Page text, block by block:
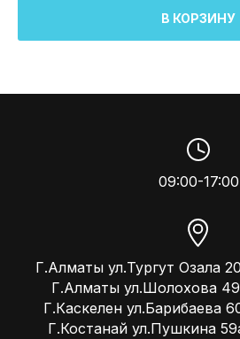
В КОРЗИНУ
09:00-17:00
Г.Алматы ул.Тургут Озала
Г.Алматы ул.Шолохова
Г.Каскелен ул.Барибаева
Г.Костанай ул.Пушкина